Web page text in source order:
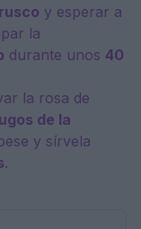
y esperar a
la
durante unos 40
la rosa de
de la
y sírvela
.